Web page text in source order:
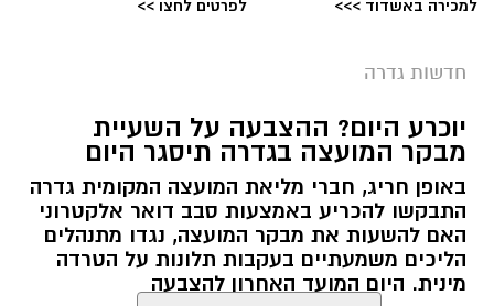
וילד בן 4 – שנפצעו באורח קל.
נסיבות התאונה נמצאות בבדיקה
למכירה באשדוד >>> לפרטים לחצו >>
חדשות גדרה
יוכרע היום? ההצבעה על השעיית
מבקר המועצה בגדרה תיסגר היום
באופן חריג, חברי מליאת המועצה המקומית גדרה
התבקשו להכריע באמצעות סבב דואר אלקטרוני
האם להשעות את מבקר המועצה, נגדו מתנהלים
הליכים משמעתיים בעקבות תלונות על הטרדה
מינית. היום המועד האחרון להצבעה